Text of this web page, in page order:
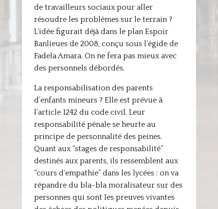
de travailleurs sociaux pour aller
résoudre les problèmes sur le terrain ?
L’idée figurait déjà dans le plan Espoir
Banlieues de 2008, conçu sous l’égide de
Fadela Amara. On ne fera pas mieux avec
des personnels débordés.
La responsabilisation des parents
d’enfants mineurs ? Elle est prévue à
l’article 1242 du code civil. Leur
responsabilité pénale se heurte au
principe de personnalité des peines.
Quant aux “stages de responsabilité”
destinés aux parents, ils ressemblent aux
“cours d’empathie” dans les lycées : on va
répandre du bla-bla moralisateur sur des
personnes qui sont les preuves vivantes